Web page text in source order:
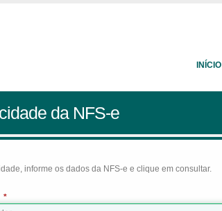
INÍCIO
da NFS-e
informe os dados da NFS-e e clique em consultar.
*